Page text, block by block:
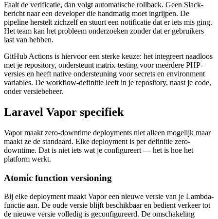
Faalt de verificatie, dan volgt automatische rollback. Geen Slack-
bericht naar een developer die handmatig moet ingrijpen. De
pipeline herstelt zichzelf en stuurt een notificatie dat er iets mis ging.
Het team kan het probleem onderzoeken zonder dat er gebruikers
last van hebben.
GitHub Actions is hiervoor een sterke keuze: het integreert naadloos
met je repository, ondersteunt matrix-testing voor meerdere PHP-
versies en heeft native ondersteuning voor secrets en environment
variables. De workflow-definitie leeft in je repository, naast je code,
onder versiebeheer.
Laravel Vapor specifiek
Vapor maakt zero-downtime deployments niet alleen mogelijk maar
maakt ze de standaard. Elke deployment is per definitie zero-
downtime. Dat is niet iets wat je configureert — het is hoe het
platform werkt.
Atomic function versioning
Bij elke deployment maakt Vapor een nieuwe versie van je Lambda-
functie aan. De oude versie blijft beschikbaar en bedient verkeer tot
de nieuwe versie volledig is geconfigureerd. De omschakeling